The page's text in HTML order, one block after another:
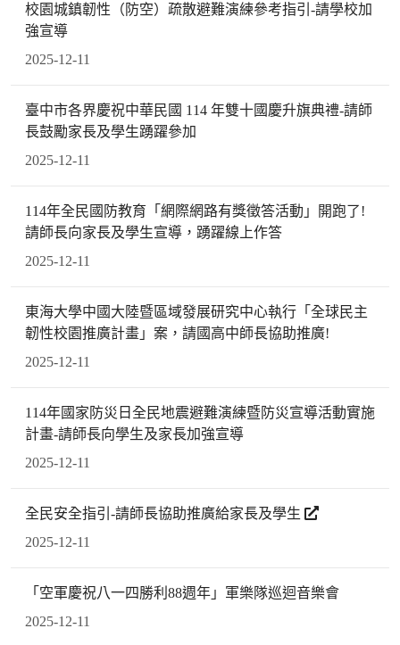
校園城鎮韌性（防空）疏散避難演練參考指引-請學校加
強宣導
2025-12-11
臺中市各界慶祝中華民國 114 年雙十國慶升旗典禮-請師
長鼓勵家長及學生踴躍參加
2025-12-11
114年全民國防教育「網際網路有獎徵答活動」開跑了!
請師長向家長及學生宣導，踴躍線上作答
2025-12-11
東海大學中國大陸暨區域發展研究中心執行「全球民主
韌性校園推廣計畫」案，請國高中師長協助推廣!
2025-12-11
114年國家防災日全民地震避難演練暨防災宣導活動實施
計畫-請師長向學生及家長加強宣導
2025-12-11
全民安全指引-請師長協助推廣給家長及學生
2025-12-11
「空軍慶祝八一四勝利88週年」軍樂隊巡迴音樂會
2025-12-11